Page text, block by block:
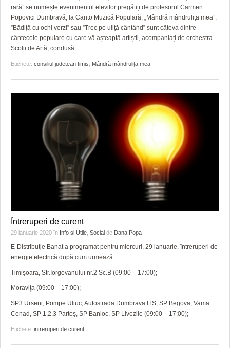
rară” se numește evenimentul elevilor pregătiți de profesorul Carmen
Popovici Dumbravă, la Canto Muzică Populară. „Mândră mândrulița mea”,
”Bădiță cu ochi verzi” sau ”Trec pe uliță cântând” sunt câteva dintre
cântecele populare cu care vă așteaptă artiștii, acompaniați de orchestra
Școlii de Artă, condusă…
Etichete: consiliul judetean timis Mândră mândrulița mea
Întreruperi de curent
29 ianuarie 2020 în Info si Utile, Social de Dana Popa
E-Distribuţie Banat a programat pentru miercuri, 29 ianuarie, întreruperi de
energie electrică după cum urmează:
Timişoara, Str.Iorgovanului nr.2 Sc.B (09:00 – 17:00);
Moraviţa (09:00 – 17:00);
SP3 Urseni, Pompe Uliuc, Autostrada Dumbrava ITS, SP Begova, Vama
Cenad, SP 1,2,3 Partoş, SP Banloc, SP Livezile (09:00 – 17:00);
Etichete: intreruperi de curent